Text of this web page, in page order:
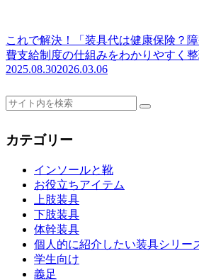
これで解決！「装具代は健康保険？
費支給制度の仕組みをわかりやすく整
2025.08.302026.03.06
カテゴリー
インソールと靴
お役立ちアイテム
上肢装具
下肢装具
体幹装具
個人的に紹介したい装具シリー
学生向け
義足